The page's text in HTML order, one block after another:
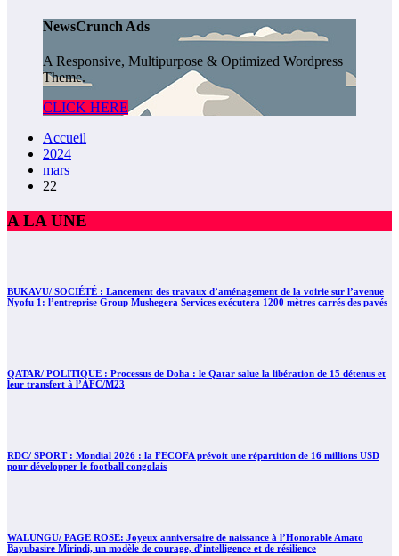
NewsCrunch Ads
A Responsive, Multipurpose & Optimized Wordpress
Theme.
CLICK HERE
Accueil
2024
mars
22
A LA UNE
BUKAVU/ SOCIÉTÉ : Lancement des travaux d’aménagement de la voirie sur l’avenue
Nyofu 1: l’entreprise Group Mushegera Services exécutera 1200 mètres carrés des pavés
QATAR/ POLITIQUE : Processus de Doha : le Qatar salue la libération de 15 détenus et
leur transfert à l’AFC/M23
RDC/ SPORT : Mondial 2026 : la FECOFA prévoit une répartition de 16 millions USD
pour développer le football congolais
WALUNGU/ PAGE ROSE: Joyeux anniversaire de naissance à l’Honorable Amato
Bayubasire Mirindi, un modèle de courage, d’intelligence et de résilience